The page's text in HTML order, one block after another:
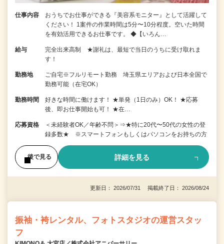
仕事内容
おうちでお仕事ができる『美容系モニター』として活躍して
ください！ 1案件の作業時間は5分〜10分程度。空いた時間
を有効活用できるお仕事です。 ◆【いろん…
給与
完全出来高制 ★謝礼は、最短で当日のうちに受け取れま
す！
勤務地
ご自宅※フルリモート勤務 埼玉県エリアおよび日本全国で
勤務可能（在宅OK）
勤務時間
好きな時間に働けます！ ★単発（1日のみ）OK！ ★応募
後、即お仕事開始も可！ ★在…
応募資格
＜未経験者OK／年齢不問＞⇒★特に20代〜50代の女性の登
録多数★ ※スマートフォンもしくはパソコンをお持ちの方
後で見る 詳細を見る
更新日： 2026/07/31 掲載終了日： 2026/08/24
振袖・袴レンタル、フォトスタジオの運営スタッ
フ